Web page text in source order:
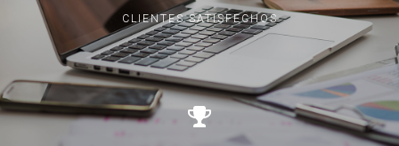
CLIENTES SATISFECHOS